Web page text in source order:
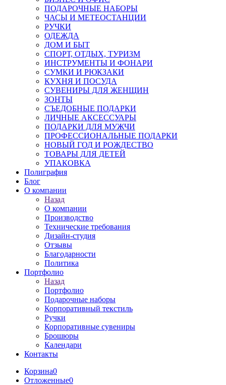
ПОДАРОЧНЫЕ НАБОРЫ
ЧАСЫ И МЕТЕОСТАНЦИИ
РУЧКИ
ОДЕЖДА
ДОМ И БЫТ
СПОРТ, ОТДЫХ, ТУРИЗМ
ИНСТРУМЕНТЫ И ФОНАРИ
СУМКИ И РЮКЗАКИ
КУХНЯ И ПОСУДА
СУВЕНИРЫ ДЛЯ ЖЕНЩИН
ЗОНТЫ
СЪЕДОБНЫЕ ПОДАРКИ
ЛИЧНЫЕ АКСЕССУАРЫ
ПОДАРКИ ДЛЯ МУЖЧИ
ПРОФЕССИОНАЛЬНЫЕ ПОДАРКИ
НОВЫЙ ГОД И РОЖДЕСТВО
ТОВАРЫ ДЛЯ ДЕТЕЙ
УПАКОВКА
Полиграфия
Блог
О компании
Назад
О компании
Производство
Технические требования
Дизайн-студия
Отзывы
Благодарности
Политика
Портфолио
Назад
Портфолио
Подарочные наборы
Корпоративный текстиль
Ручки
Корпоративные сувениры
Брошюры
Календари
Контакты
Корзина0
Отложенные0